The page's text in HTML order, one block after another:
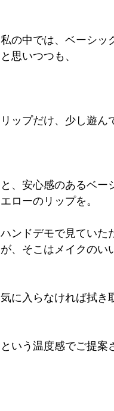
私の中では、ベーシッ
と思いつつも、
リップだけ、少し遊ん
と、安心感のあるベー
エローのリップを。
ハンドデモで見ていた
が、そこはメイクのい
気に入らなければ拭き
という温度感でご提案